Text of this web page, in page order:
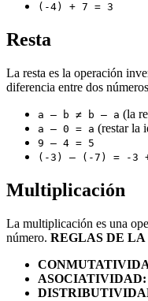
(-4) + 7 = 3
Resta
La resta es la operación
diferencia entre dos
a – b ≠ b – a (la
a – 0 = a (restar la
9 – 4 = 5
(-3) – (-7) = -3
Multiplicación
La multiplicación es una
número. REGLAS DE
ASOCIATIVIDAD: